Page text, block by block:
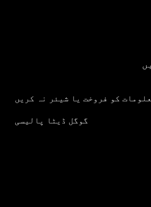
کو فروخت یا شیئر نہ کریں
گوگل ڈیٹا پالیسی